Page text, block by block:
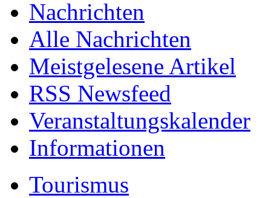
Nachrichten
Alle Nachrichten
Meistgelesene Artikel
RSS Newsfeed
Veranstaltungskalender
Informationen
Tourismus